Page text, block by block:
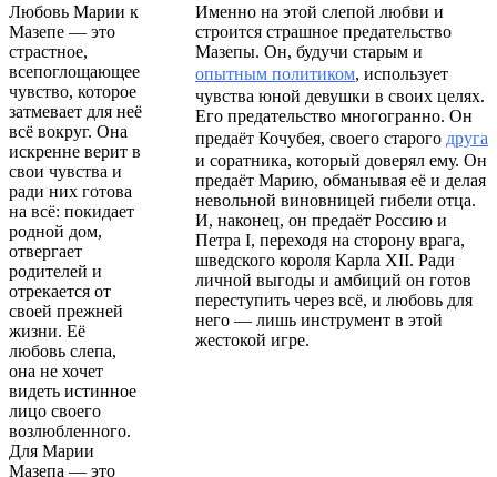
Любовь Марии к
Мазепе — это
страстное,
всепоглощающее
чувство, которое
затмевает для неё
всё вокруг. Она
искренне верит в
свои чувства и
ради них готова
на всё: покидает
родной дом,
отвергает
родителей и
отрекается от
своей прежней
жизни. Её
любовь слепа,
она не хочет
видеть истинное
лицо своего
возлюбленного.
Для Марии
Мазепа — это
Именно на этой слепой любви и
строится страшное предательство
Мазепы. Он, будучи старым и
опытным политиком, использует
чувства юной девушки в своих целях.
Его предательство многогранно. Он
предаёт Кочубея, своего старого друга
и соратника, который доверял ему. Он
предаёт Марию, обманывая её и делая
невольной виновницей гибели отца.
И, наконец, он предаёт Россию и
Петра I, переходя на сторону врага,
шведского короля Карла XII. Ради
личной выгоды и амбиций он готов
переступить через всё, и любовь для
него — лишь инструмент в этой
жестокой игре.